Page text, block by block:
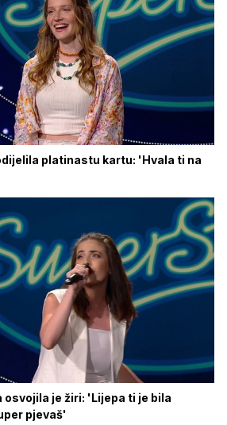
platinastu kartu: 'Hvala ti na
osvojila je žiri: 'Lijepa ti je bila
pjevaš'